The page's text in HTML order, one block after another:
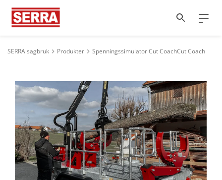
SERRA sagbruk Produkter Spenningssimulator Cut CoachCut Coach